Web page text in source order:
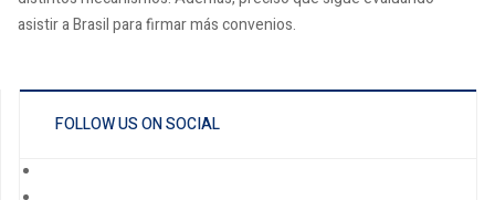
asistir a Brasil para firmar más convenios.
FOLLOW US ON SOCIAL